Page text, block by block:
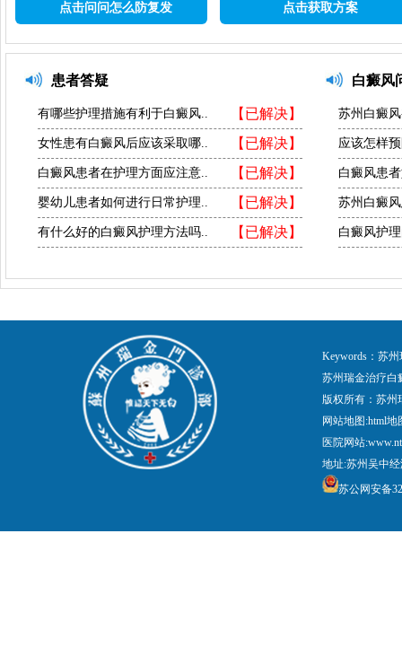
点击问问怎么防复发 点击获取方案
患者答疑
【已解决】
有哪些护理措施有利于白癜风..
【已解决】
女性患有白癜风后应该采取哪..
【已解决】
白癜风患者在护理方面应注意..
【已解决】
婴幼儿患者如何进行日常护理..
【已解决】
有什么好的白癜风护理方法吗..
白癜风
苏州白癜
应该怎样
白癜风患
苏州白癜
白癜风护
Keywords：苏
苏州瑞金治疗白
版权所有：苏
网站地图:html地
医院网站
地址:苏州吴中
苏公网安备